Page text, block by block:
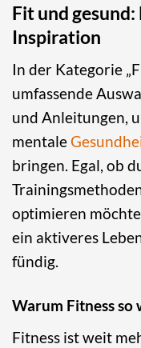
Fit und
Inspiration
In der Kategorie
umfassende
und Anleitungen,
mentale
bringen. Egal, ob
optimieren
ein aktiveres
fündig.
Warum Fitness so
Fitness ist weit